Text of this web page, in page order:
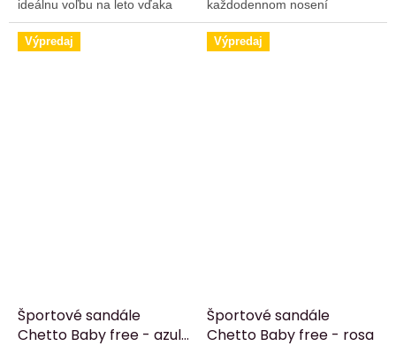
ideálnu voľbu na leto vďaka
pohodliu, mäkkosti a výbornej
priedušnosti.
každodennom nosení
poskytovali ochranu aj dobré
odvetranie.
Výpredaj
Športové sandále
Chetto Baby free - azul
Výpredaj
Športové sandále
Chetto Baby free - rosa